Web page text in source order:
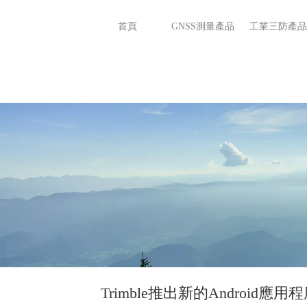
首頁 GNSS測量產品 工業三防產品
Trimble推出新的Android應用